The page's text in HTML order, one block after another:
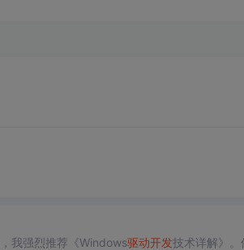
我强烈推荐《Windows驱动开发技术详解》。